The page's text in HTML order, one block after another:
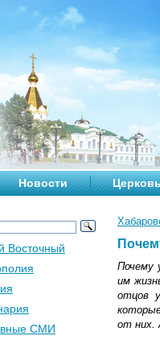
Новости
Почему
им
отцов
от них.
Восточный
СМИ